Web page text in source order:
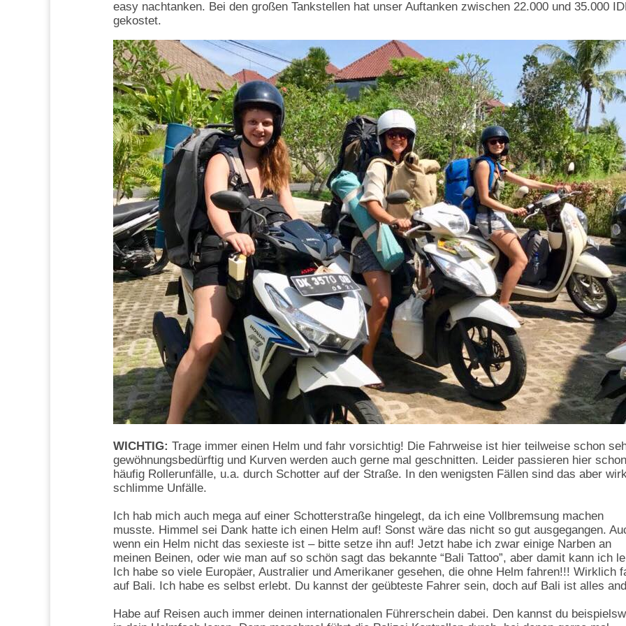
easy nachtanken. Bei den großen Tankstellen hat unser Auftanken zwischen 22.000 und 35.000
gekostet.
WICHTIG: Trage immer einen Helm und fahr vorsichtig! Die Fahrweise ist hier teilweise schon
gewöhnungsbedürftig und Kurven werden auch gerne mal geschnitten. Leider passieren hier schon
häufig Rollerunfälle, u.a. durch Schotter auf der Straße. In den wenigsten Fällen sind das aber
schlimme Unfälle.
Ich hab mich auch mega auf einer Schotterstraße hingelegt, da ich eine Vollbremsung machen
musste. Himmel sei Dank hatte ich einen Helm auf! Sonst wäre das nicht so gut ausgegangen.
wenn ein Helm nicht das sexieste ist – bitte setze ihn auf! Jetzt habe ich zwar einige Narben an
meinen Beinen, oder wie man auf so schön sagt das bekannte “Bali Tattoo”, aber damit kann ich
Ich habe so viele Europäer, Australier und Amerikaner gesehen, die ohne Helm fahren!!! Wirklich
auf Bali. Ich habe es selbst erlebt. Du kannst der geübteste Fahrer sein, doch auf Bali ist alles
Habe auf Reisen auch immer deinen internationalen Führerschein dabei. Den kannst du